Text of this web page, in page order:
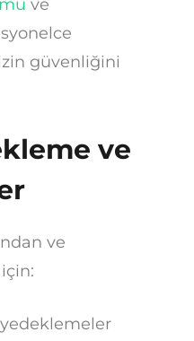
ve
güvenliğini
ve
ve